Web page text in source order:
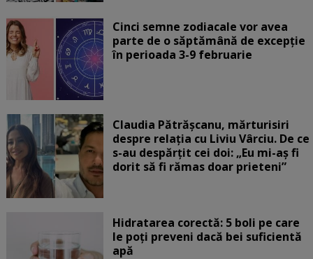
Cinci semne zodiacale vor avea
parte de o săptămână de excepție
în perioada 3-9 februarie
Claudia Pătrășcanu, mărturisiri
despre relația cu Liviu Vârciu. De ce
s-au despărțit cei doi: „Eu mi-aș fi
dorit să fi rămas doar prieteni”
Hidratarea corectă: 5 boli pe care
le poți preveni dacă bei suficientă
apă